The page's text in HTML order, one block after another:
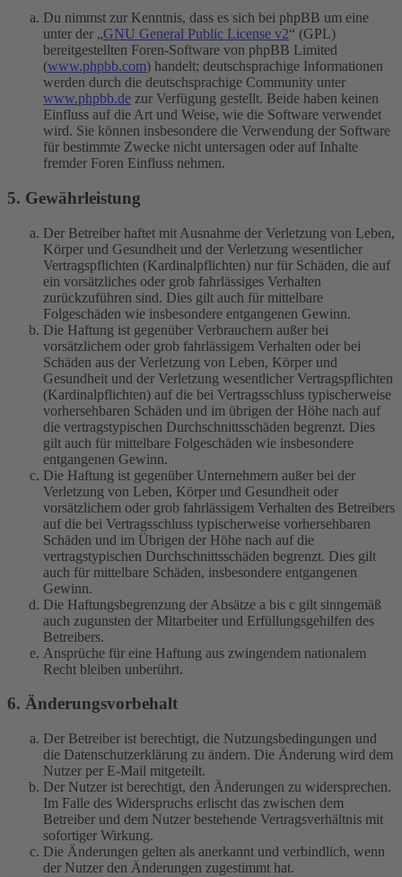
Du nimmst zur Kenntnis, dass es sich bei phpBB um eine
unter der „GNU General Public License v2“ (GPL)
bereitgestellten Foren-Software von phpBB Limited
(www.phpbb.com) handelt; deutschsprachige Informationen
werden durch die deutschsprachige Community unter
www.phpbb.de zur Verfügung gestellt. Beide haben keinen
Einfluss auf die Art und Weise, wie die Software verwendet
wird. Sie können insbesondere die Verwendung der Software
für bestimmte Zwecke nicht untersagen oder auf Inhalte
fremder Foren Einfluss nehmen.
5. Gewährleistung
Der Betreiber haftet mit Ausnahme der Verletzung von Leben,
Körper und Gesundheit und der Verletzung wesentlicher
Vertragspflichten (Kardinalpflichten) nur für Schäden, die auf
ein vorsätzliches oder grob fahrlässiges Verhalten
zurückzuführen sind. Dies gilt auch für mittelbare
Folgeschäden wie insbesondere entgangenen Gewinn.
Die Haftung ist gegenüber Verbrauchern außer bei
vorsätzlichem oder grob fahrlässigem Verhalten oder bei
Schäden aus der Verletzung von Leben, Körper und
Gesundheit und der Verletzung wesentlicher Vertragspflichten
(Kardinalpflichten) auf die bei Vertragsschluss typischerweise
vorhersehbaren Schäden und im übrigen der Höhe nach auf
die vertragstypischen Durchschnittsschäden begrenzt. Dies
gilt auch für mittelbare Folgeschäden wie insbesondere
entgangenen Gewinn.
Die Haftung ist gegenüber Unternehmern außer bei der
Verletzung von Leben, Körper und Gesundheit oder
vorsätzlichem oder grob fahrlässigem Verhalten des Betreibers
auf die bei Vertragsschluss typischerweise vorhersehbaren
Schäden und im Übrigen der Höhe nach auf die
vertragstypischen Durchschnittsschäden begrenzt. Dies gilt
auch für mittelbare Schäden, insbesondere entgangenen
Gewinn.
Die Haftungsbegrenzung der Absätze a bis c gilt sinngemäß
auch zugunsten der Mitarbeiter und Erfüllungsgehilfen des
Betreibers.
Ansprüche für eine Haftung aus zwingendem nationalem
Recht bleiben unberührt.
6. Änderungsvorbehalt
Der Betreiber ist berechtigt, die Nutzungsbedingungen und
die Datenschutzerklärung zu ändern. Die Änderung wird dem
Nutzer per E-Mail mitgeteilt.
Der Nutzer ist berechtigt, den Änderungen zu widersprechen.
Im Falle des Widerspruchs erlischt das zwischen dem
Betreiber und dem Nutzer bestehende Vertragsverhältnis mit
sofortiger Wirkung.
Die Änderungen gelten als anerkannt und verbindlich, wenn
der Nutzer den Änderungen zugestimmt hat.